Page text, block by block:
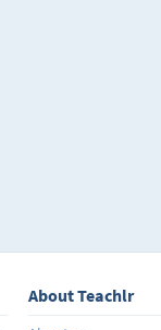
About Teachlr